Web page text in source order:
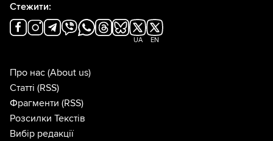
Стежити:
UA EN
Про нас (About us)
Статті (RSS)
Фрагменти (RSS)
Розсилки Текстів
Вибір редакції